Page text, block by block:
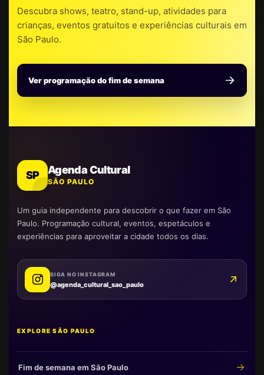
Descubra shows, teatro, stand-up, atividades para
crianças, eventos gratuitos e experiências culturais em
São Paulo.
Ver programação do fim de semana
SP Agenda Cultural
SÃO PAULO
Um guia independente para descobrir o que fazer em São
Paulo. Programação cultural, eventos, espetáculos e
experiências para aproveitar a cidade todos os dias.
SIGA NO INSTAGRAM
@agenda_cultural_sao_paulo
EXPLORE SÃO PAULO
Fim de semana em São Paulo